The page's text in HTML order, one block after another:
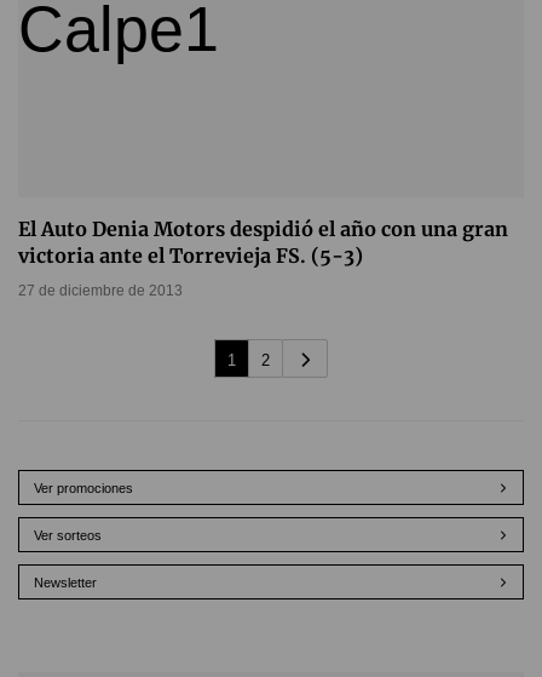
El Auto Denia Motors despidió el año con una gran
victoria ante el Torrevieja FS. (5-3)
27 de diciembre de 2013
1 2
Ver promociones
Ver sorteos
Newsletter